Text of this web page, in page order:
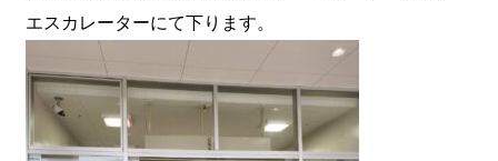
エスカレーターにて下ります。